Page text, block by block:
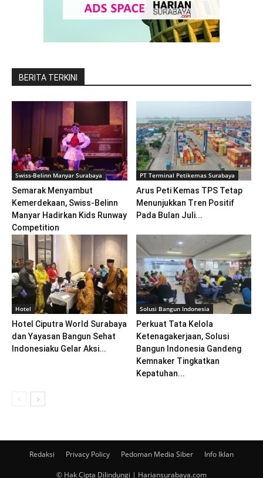
BERITA TERKINI
Swiss-Belinn Manyar Surabaya
Semarak Menyambut
Kemerdekaan, Swiss-Belinn
Manyar Hadirkan Kids Runway
Competition
PT Terminal Petikemas Surabaya
Arus Peti Kemas TPS Tetap
Menunjukkan Tren Positif
Pada Bulan Juli...
Hotel
Hotel Ciputra World Surabaya
dan Yayasan Bangun Sehat
Indonesiaku Gelar Aksi...
Solusi Bangun Indonesia
Perkuat Tata Kelola
Ketenagakerjaan, Solusi
Bangun Indonesia Gandeng
Kemnaker Tingkatkan
Kepatuhan...
Redaksi Privacy Policy Pedoman Media Siber Info Iklan
© Hak Cipta Dilindungi | Hariansurabaya.com